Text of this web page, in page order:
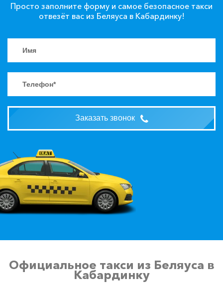
Просто заполните форму и самое безопасное такси
отвезёт вас из Беляуса в Кабардинку!
Заказать звонок
Официальное такси из Беляуса в
Кабардинку